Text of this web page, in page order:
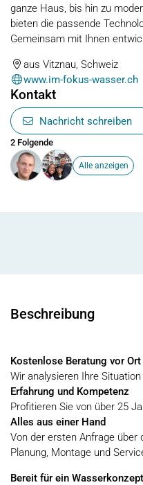
ganze Haus, bis hin zu
bieten die passende
Gemeinsam mit Ihnen
aus Vitznau, Schweiz
www.im-fokus-wasser.ch
Kontakt
Nachricht schreiben
2 Folgende
Alle anzeigen
Beschreibung
Kostenlose Beratung vor Ort
Wir analysieren Ihre
Erfahrung und Kompetenz
Profitieren Sie von über 25
Alles aus einer Hand
Von der ersten Anfrage über
Planung, Montage und
Bereit für ein